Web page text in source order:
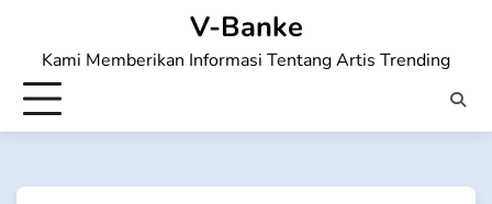
content
V-Banke
Kami Memberikan Informasi Tentang Artis Trending